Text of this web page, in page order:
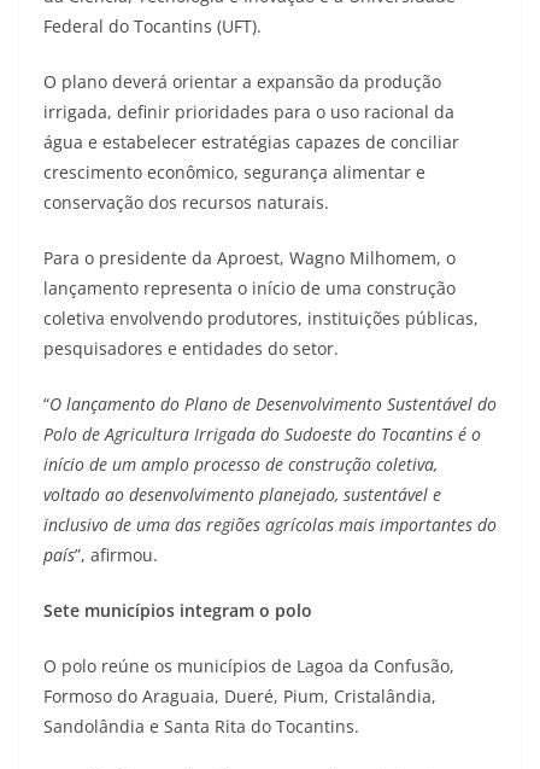
Federal do Tocantins (UFT).
O plano deverá orientar a expansão da produção
irrigada, definir prioridades para o uso racional da
água e estabelecer estratégias capazes de conciliar
crescimento econômico, segurança alimentar e
conservação dos recursos naturais.
Para o presidente da Aproest, Wagno Milhomem, o
lançamento representa o início de uma construção
coletiva envolvendo produtores, instituições públicas,
pesquisadores e entidades do setor.
“O lançamento do Plano de Desenvolvimento Sustentável do
Polo de Agricultura Irrigada do Sudoeste do Tocantins é o
início de um amplo processo de construção coletiva,
voltado ao desenvolvimento planejado, sustentável e
inclusivo de uma das regiões agrícolas mais importantes do
país”, afirmou.
Sete municípios integram o polo
O polo reúne os municípios de Lagoa da Confusão,
Formoso do Araguaia, Dueré, Pium, Cristalândia,
Sandolândia e Santa Rita do Tocantins.